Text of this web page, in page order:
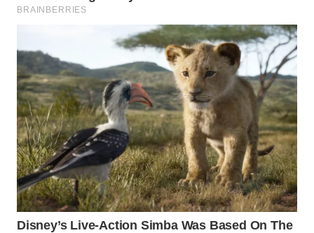
LISTRIK
KELISTRIKAN
WALINKI
ID
MAWAKA
ID
MARTABAT
NET